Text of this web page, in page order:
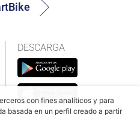
DESCARGA
con fines analíticos y para
basada en un perfil creado a partir